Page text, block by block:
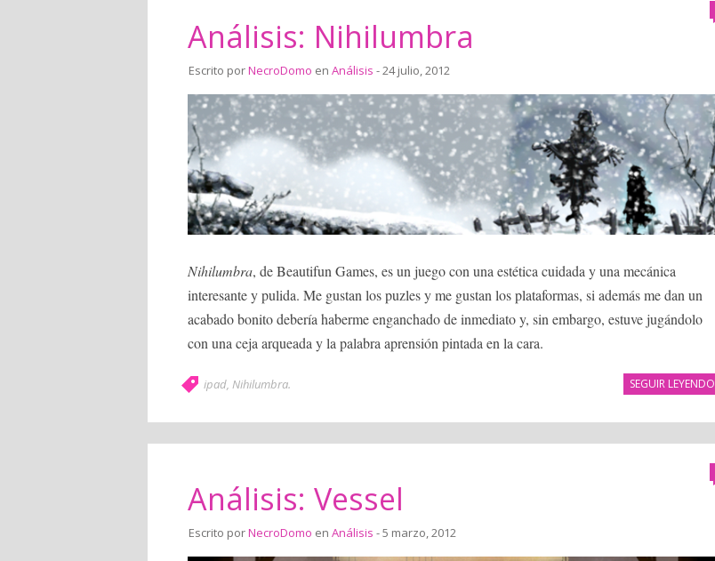
Análisis: Nihilumbra
Escrito porNecroDomo en Análisis - 24 julio, 2012
Nihilumbra, de Beautifun Games, es un juego con una estética cuidada y una mecánica
interesante y pulida. Me gustan los puzles y me gustan los plataformas, si además me dan un
acabado bonito debería haberme enganchado de inmediato y, sin embargo, estuve jugándolo
con una ceja arqueada y la palabra aprensión pintada en la cara.
SEGUIR LEYENDO
ipad, Nihilumbra.
Análisis: Vessel
Escrito porNecroDomo en Análisis - 5 marzo, 2012